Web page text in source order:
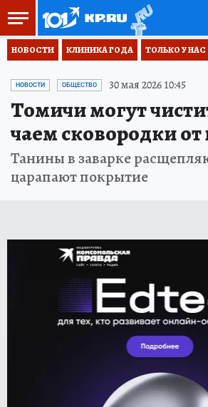
НОВОСТИ КЛИНИКА ГОДА ТОЛЬКО У НАС
НОВОСТИ ОБЩЕСТВО 30 мая 2026 10:45
Томичи могут
чаем сковородки от
Танины в заварке
царапают покрытие